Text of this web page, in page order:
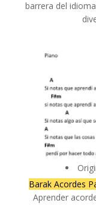
barrera del
Barak Acordes
Aprender